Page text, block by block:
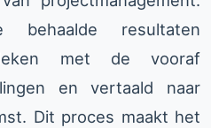
behaalde resultaten
met de vooraf
en vertaald naar
Dit proces maakt het